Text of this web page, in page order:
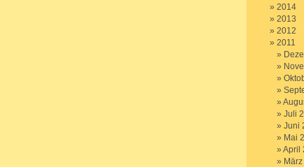
2014
2013
2012
2011
Juli
Juni
Mai
April